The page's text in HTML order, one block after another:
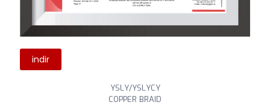
indir
YSLY/YSLYCY
COPPER BRAID